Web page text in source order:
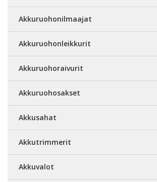
Akkuruohonilmaajat
Akkuruohonleikkurit
Akkuruohoraivurit
Akkuruohosakset
Akkusahat
Akkutrimmerit
Akkuvalot